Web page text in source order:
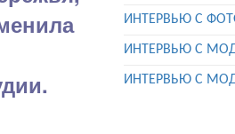
ИНТЕРВЬЮ С
ИНТЕРВЬЮ С
ИНТЕРВЬЮ С